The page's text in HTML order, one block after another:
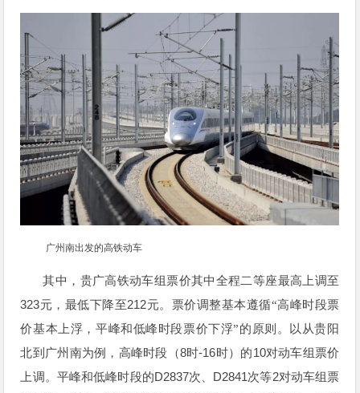
广州南出发的高铁动车
其中，贵广高铁动车组票价其中全程二等座最高上调至
323元，最低下降至212元。票价调整基本遵循“高峰时段票
价基本上浮，平峰和低峰时段票价下浮”的原则。以从贵阳
北到广州南为例，高峰时段（8时-16时）的10对动车组票价
上调。平峰和低峰时段的D2837次、 D2841次等2对动车组票